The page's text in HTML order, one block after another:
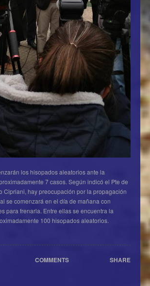
los hisopados aleatorios ante la
7 casos. Según indicó el Pte de
Cipriani, hay preocupación por la propagación
se comenzará en el día de mañana con
para frenarla. Entre ellas se encuentra la
100 hisopados aleatorios.
COMMENTS SHARE